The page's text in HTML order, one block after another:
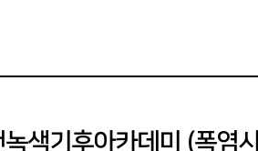
색기후아카데미 (폭염